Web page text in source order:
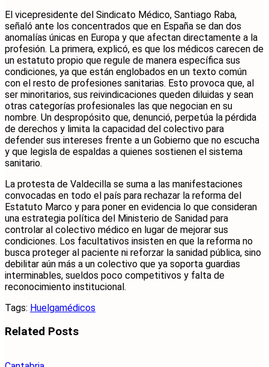
El vicepresidente del Sindicato Médico, Santiago Raba,
señaló ante los concentrados que en España se dan dos
anomalías únicas en Europa y que afectan directamente a la
profesión. La primera, explicó, es que los médicos carecen de
un estatuto propio que regule de manera específica sus
condiciones, ya que están englobados en un texto común
con el resto de profesiones sanitarias. Esto provoca que, al
ser minoritarios, sus reivindicaciones queden diluidas y sean
otras categorías profesionales las que negocian en su
nombre. Un despropósito que, denunció, perpetúa la pérdida
de derechos y limita la capacidad del colectivo para
defender sus intereses frente a un Gobierno que no escucha
y que legisla de espaldas a quienes sostienen el sistema
sanitario.
La protesta de Valdecilla se suma a las manifestaciones
convocadas en todo el país para rechazar la reforma del
Estatuto Marco y para poner en evidencia lo que consideran
una estrategia política del Ministerio de Sanidad para
controlar al colectivo médico en lugar de mejorar sus
condiciones. Los facultativos insisten en que la reforma no
busca proteger al paciente ni reforzar la sanidad pública, sino
debilitar aún más a un colectivo que ya soporta guardias
interminables, sueldos poco competitivos y falta de
reconocimiento institucional.
Tags: Huelgamédicos
Related Posts